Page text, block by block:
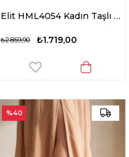
Elit HML4054 Kadın Taşlı Düz Sandalet Beyaz
₺1.719,00
₺2.859,90
%40